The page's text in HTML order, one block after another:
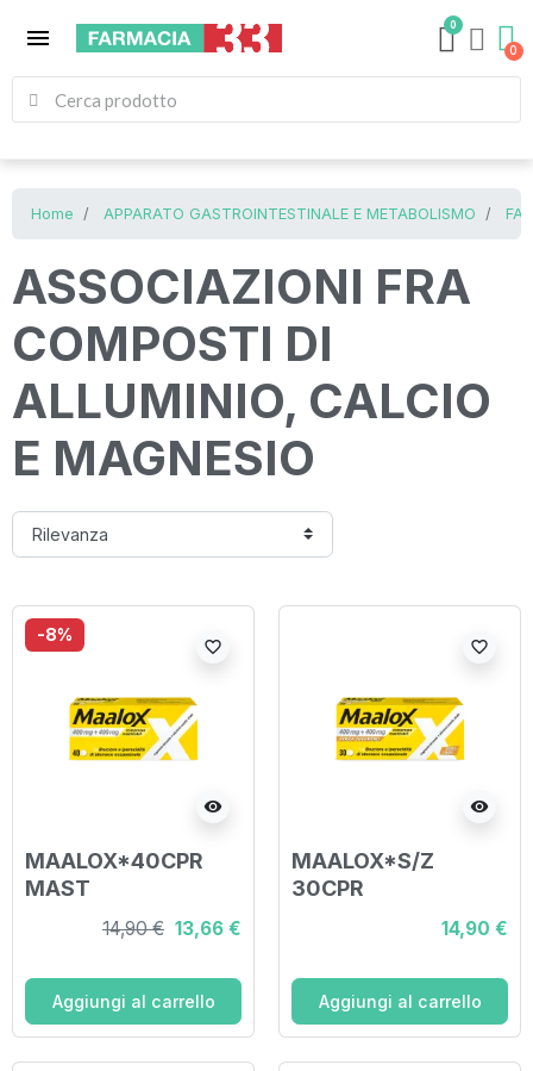
menu 0
Home APPARATO GASTROINTESTINALE E METABOLISMO
ASSOCIAZIONI FRA
COMPOSTI DI
ALLUMINIO, CALCIO
E MAGNESIO
-8%
visibility
favorite_border
MAALOX*40CPR
MAST
400MG+400MG
14,90 € 13,66 €
Aggiungi al carrello
visibility
favorite_border
MAALOX*S/Z
30CPR
LIMO400+400MG
14,90 €
Aggiungi al carrello